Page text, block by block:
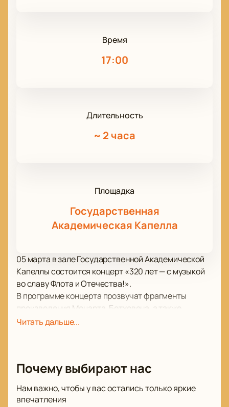
Время
17:00
Длительность
~ 2 часа
Площадка
Государственная
Академическая Капелла
05 марта в зале Государственной Академической
Капеллы состоится концерт «320 лет — с музыкой
во славу Флота и Отечества!».
В программе концерта прозвучат фрагменты
произведения Моцарта, Бетховена, а также
Вивальди и Пуччини, Глинки, Чайковского, Грига и
военно-морской базы. Начальник и дирижер
КАРАБАНОВ, Валентин ЛЯЩЕНКО, Солисты: Мила
Читать дальше...
Почему выбирают нас
Нам важно, чтобы у вас остались только яркие
впечатления